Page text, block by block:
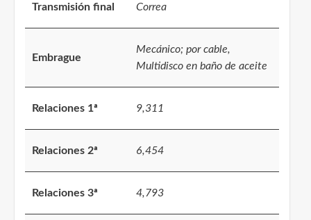
Transmisión final Correa
Embrague
Mecánico; por cable,
Multidisco en baño de aceite
Relaciones 1ª 9,311
Relaciones 2ª 6,454
Relaciones 3ª 4,793